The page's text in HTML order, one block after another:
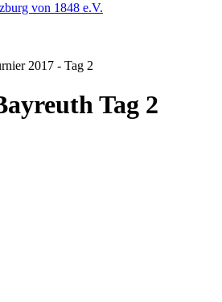
von 1848 e.V.
2017 - Tag 2
Tag 2